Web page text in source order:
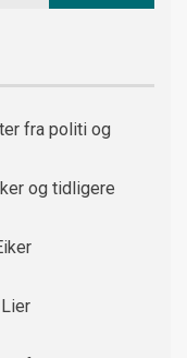
fra politi og
og tidligere